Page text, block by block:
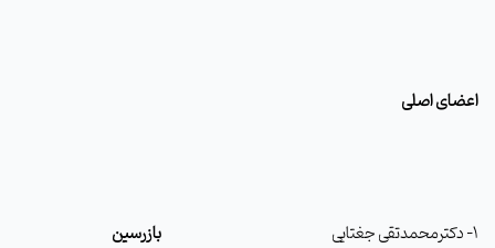
اعضای اصلی
1- دکترمحمدتقی جغتایی بازرسین